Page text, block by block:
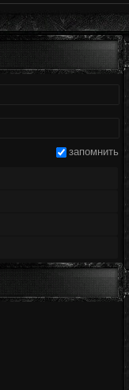
запомнить